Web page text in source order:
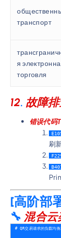
транспорт
я
торговля
12. 故障
错误代码
刷
[高阶部
🔧 混合
# QR交易请求的负载均